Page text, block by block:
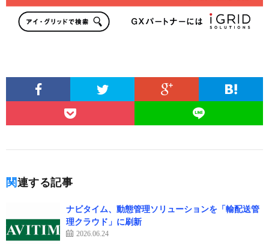
関連する記事
ナビタイム、動態管理ソリューションを「輸配送管
理クラウド」に刷新
2026.06.24